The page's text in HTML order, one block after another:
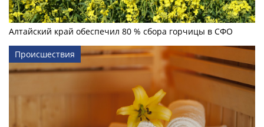
Алтайский край обеспечил 80 % сбора горчицы в СФО
Происшествия